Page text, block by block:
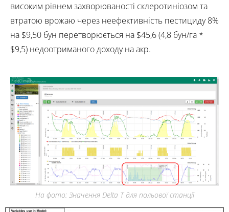
високим рівнем захворюваності склеротиніозом та
втратою врожаю через неефективність пестициду 8%
на $9,50 бун перетворюється на $45,6 (4,8 бун/га *
$9,5) недоотриманого доходу на акр.
На фото: Значення Delta T для польової станції